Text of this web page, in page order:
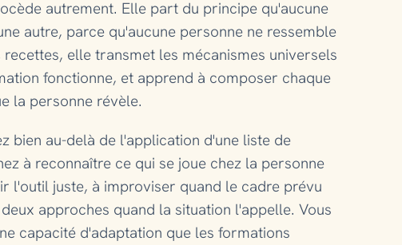
autrement. Elle part du principe qu'aucune
autre, parce qu'aucune personne ne ressemble
recettes, elle transmet les mécanismes universels
fonctionne, et apprend à composer chaque
la personne révèle.
bien au-delà de l'application d'une liste de
à reconnaître ce qui se joue chez la personne
l'outil juste, à improviser quand le cadre prévu
approches quand la situation l'appelle. Vous
capacité d'adaptation que les formations